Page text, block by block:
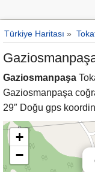
Türkiye Haritası »
Gaziosmanpaşa
Gaziosmanpaşa
29″ Doğu gps
+
−